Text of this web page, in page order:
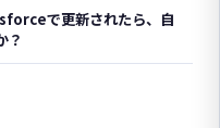
で更新されたら、自
？